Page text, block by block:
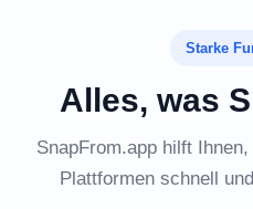
Starke
Alles, was
SnapFrom.app hilft
Plattformen schnell